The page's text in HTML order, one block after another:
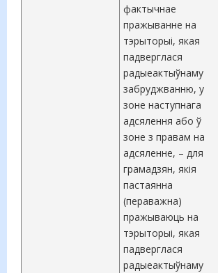
фактычнае
пражыванне на
тэрыторыі, якая
падверглася
радыеактыўнаму
забруджванню, у
зоне наступнага
адсялення або ў
зоне з правам на
адсяленне, – для
грамадзян, якія
пастаянна
(пераважна)
пражываюць на
тэрыторыі, якая
падверглася
радыеактыўнаму